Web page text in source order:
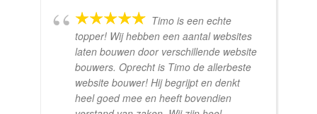
Timo is een echte
topper! Wij hebben een aantal websites
laten bouwen door verschillende website
bouwers. Oprecht is Timo de allerbeste
website bouwer! Hij begrijpt en denkt
heel goed mee en heeft bovendien